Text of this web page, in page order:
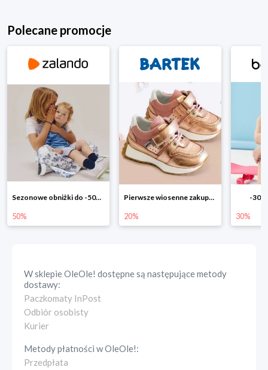
Polecane promocje
Pierwsze wiosenne zakupy -20%
20%
-30% na wszystko!!
30%
-40%
40%
W sklepieOleOle! dostępne są następujące metody
dostawy:
Paczkomaty InPost
Odbiór osobisty
Kurier
Metody płatności wOleOle!:
Przedpłata